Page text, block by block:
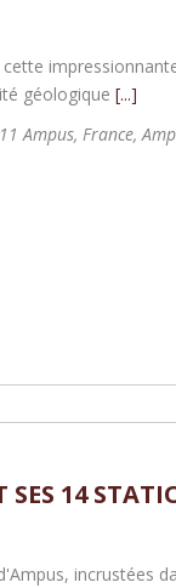
géologique [...]
Ampus, France,
SES 14
incrustées